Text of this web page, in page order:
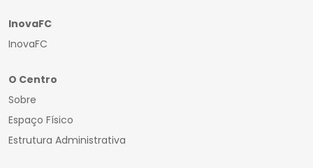
InovaFC
InovaFC
O Centro
Sobre
Espaço Físico
Estrutura Administrativa